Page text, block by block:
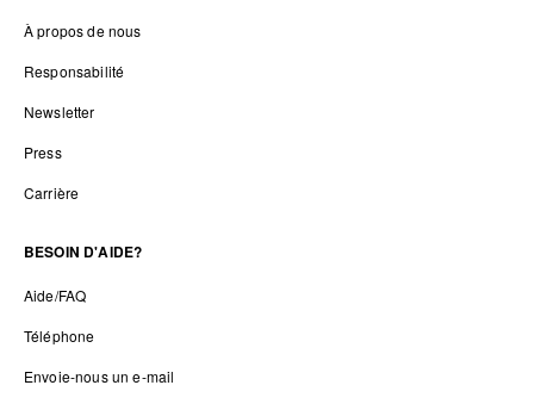
À propos de nous
Responsabilité
Newsletter
Press
Carrière
BESOIN D'AIDE?
Aide/FAQ
Téléphone
Envoie-nous un e-mail